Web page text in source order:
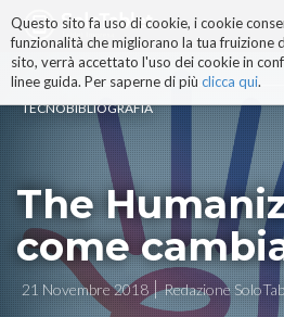
Questo sito fa uso di cookie, i cookie
funzionalità che migliorano la tua fruizione
sito, verrà accettato l'uso dei cookie in
linee guida. Per saperne di più clicca qui.
ai
contenuti.
|
alla
navigazione
TECNOBIBLIOGRAFIA
The
come
21 Novembre 2018 Redazione